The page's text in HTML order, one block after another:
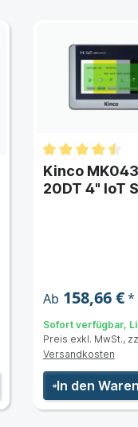
Kinco
20DT 4" IoT
Ab 158,66 €*
Sofort verfügbar,
3 bis 5 Tage
Preis exkl. MwSt.,
Versandkosten
In den